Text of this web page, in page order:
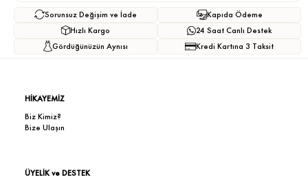
Sorunsuz Değişim ve İade
Hızlı Kargo
Gördüğünüzün Aynısı
Kapıda Ödeme
24 Saat Canlı Destek
Kredi Kartına 3 Taksit
HİKAYEMİZ
Biz Kimiz?
Bize Ulaşın
ÜYELİK ve DESTEK